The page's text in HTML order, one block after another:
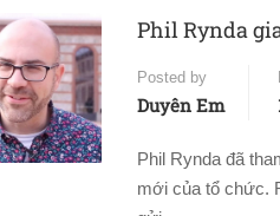
Phil Rynda
Posted by
Duyên Em
Phil Rynda đã
mới của tổ chức.